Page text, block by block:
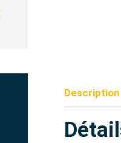
Description